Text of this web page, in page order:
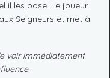
il les pose. Le joueur
Seigneurs et met à
voir immédiatement